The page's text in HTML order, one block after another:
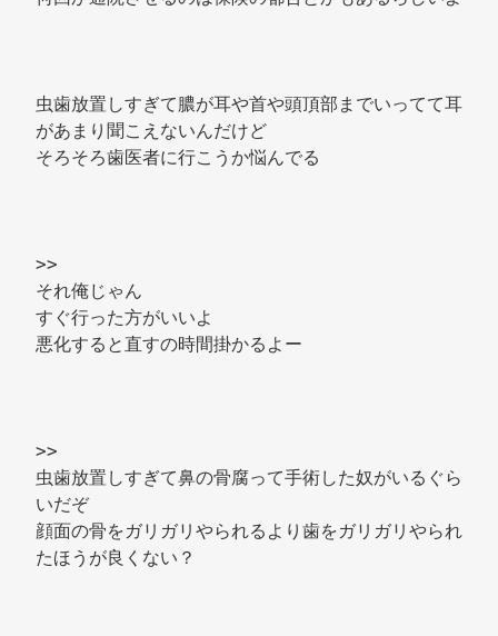
虫歯放置しすぎて膿が耳や首や頭頂部までいってて耳
があまり聞こえないんだけど
そろそろ歯医者に行こうか悩んでる
>>
それ俺じゃん
すぐ行った方がいいよ
悪化すると直すの時間掛かるよー
>>
虫歯放置しすぎて鼻の骨腐って手術した奴がいるぐら
いだぞ
顔面の骨をガリガリやられるより歯をガリガリやられ
たほうが良くない？